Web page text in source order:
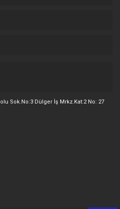
Sok.No:3 Dülger İş Mrkz.Kat:2 No: 27